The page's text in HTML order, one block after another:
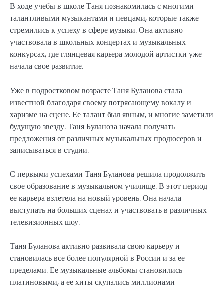
В ходе учебы в школе Таня познакомилась с многими
талантливыми музыкантами и певцами, которые также
стремились к успеху в сфере музыки. Она активно
участвовала в школьных концертах и музыкальных
конкурсах, где глянцевая карьера молодой артистки уже
начала свое развитие.
Уже в подростковом возрасте Таня Буланова стала
известной благодаря своему потрясающему вокалу и
харизме на сцене. Ее талант был явным, и многие заметили
будущую звезду. Таня Буланова начала получать
предложения от различных музыкальных продюсеров и
записываться в студии.
С первыми успехами Таня Буланова решила продолжить
свое образование в музыкальном училище. В этот период
ее карьера взлетела на новый уровень. Она начала
выступать на больших сценах и участвовать в различных
телевизионных шоу.
Таня Буланова активно развивала свою карьеру и
становилась все более популярной в России и за ее
пределами. Ее музыкальные альбомы становились
платиновыми, а ее хиты скупались миллионами